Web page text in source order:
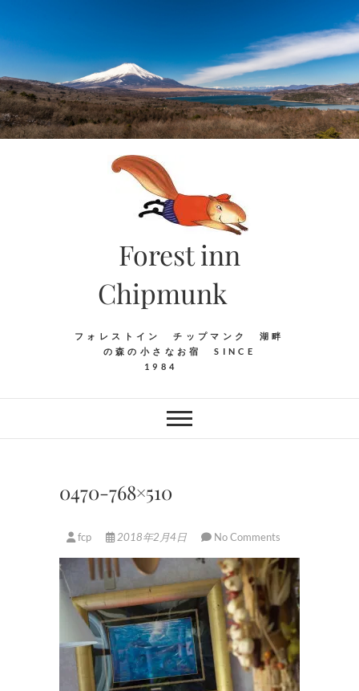
content
Forest inn
Chipmunk
フォレストイン チップマンク 湖畔
の森の小さなお宿 SINCE
1984
0470-768×510
fcp 2018年2月4日 No Comments